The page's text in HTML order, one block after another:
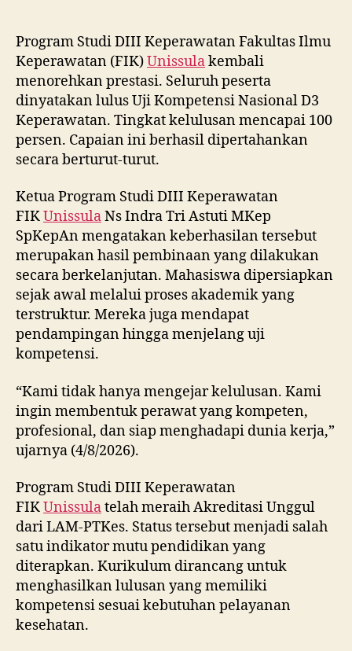
Program Studi DIII Keperawatan Fakultas Ilmu
Keperawatan (FIK)Unissulakembali
menorehkan prestasi. Seluruh peserta
dinyatakan lulus Uji Kompetensi Nasional D3
Keperawatan. Tingkat kelulusan mencapai 100
persen. Capaian ini berhasil dipertahankan
secara berturut-turut.
Ketua Program Studi DIII Keperawatan
FIKUnissulaNs Indra Tri Astuti MKep
SpKepAn mengatakan keberhasilan tersebut
merupakan hasil pembinaan yang dilakukan
secara berkelanjutan. Mahasiswa dipersiapkan
sejak awal melalui proses akademik yang
terstruktur. Mereka juga mendapat
pendampingan hingga menjelang uji
kompetensi.
“Kami tidak hanya mengejar kelulusan. Kami
ingin membentuk perawat yang kompeten,
profesional, dan siap menghadapi dunia kerja,”
ujarnya (4/8/2026).
Program Studi DIII Keperawatan
FIKUnissulatelah meraih Akreditasi Unggul
dari LAM-PTKes. Status tersebut menjadi salah
satu indikator mutu pendidikan yang
diterapkan. Kurikulum dirancang untuk
menghasilkan lulusan yang memiliki
kompetensi sesuai kebutuhan pelayanan
kesehatan.